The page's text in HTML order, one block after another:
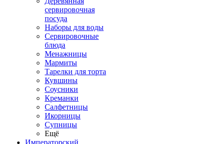
сервировочная
посуда
Наборы для воды
Сервировочные
блюда
Менажницы
Мармиты
Тарелки для торта
Кувшины
Соусники
Креманки
Салфетницы
Икорницы
Супницы
Ещё
Императорский